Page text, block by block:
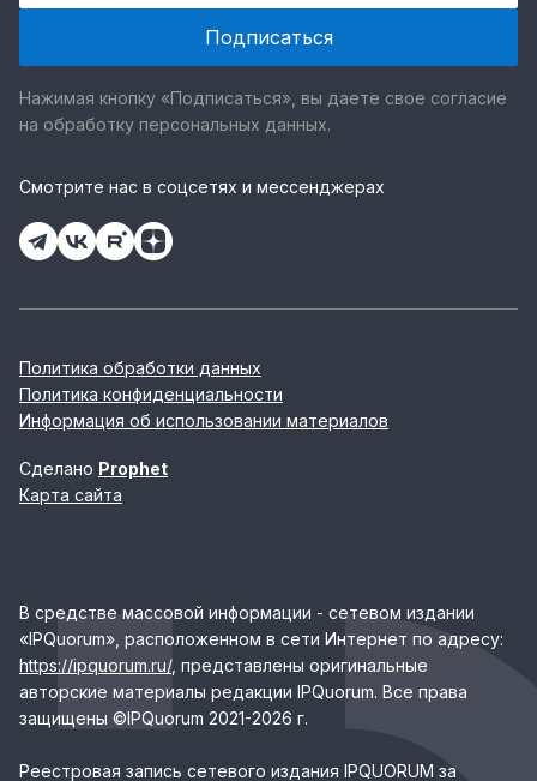
Нажимая кнопку «Подписаться», вы даете свое согласие
на обработку персональных данных.
Смотрите нас в соцсетях и мессенджерах
Политика обработки данных
Политика конфиденциальности
Информация об использовании материалов
Сделано Prophet
Карта сайта
В средстве массовой информации - сетевом издании
«IPQuorum», расположенном в сети Интернет по адресу:
https://ipquorum.ru/, представлены оригинальные
авторские материалы редакции IPQuorum. Все права
защищены ©IPQuorum 2021-2026 г.
Реестровая запись сетевого издания IPQUORUM за